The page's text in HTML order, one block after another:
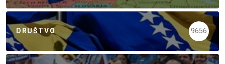
DRUŠTVO 9656